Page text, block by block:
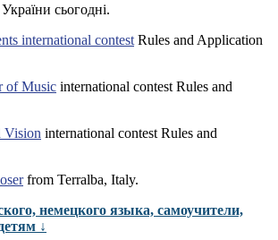
України сьогодні.
international contest Rules and Application
of Music international contest Rules and
Vision international contest Rules and
from Terralba, Italy.
немецкого языка, самоучители,
↓